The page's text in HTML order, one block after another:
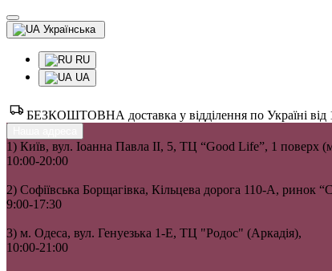
Українська
RU
UA
БЕЗКОШТОВНА доставка у відділення по Україні від
1) Київ, вул. Іоанна Павла II, 5, ТЦ “Good Life”, 1 поверх
10:00-20:00
2) Софіївська Борщагівка, Кільцева дорога 110-А,
9:00-17:30
3) м. Одеса, вул. Генуезька 1-Е, ТЦ "Родос" (Аркадія),
10:00-21:00